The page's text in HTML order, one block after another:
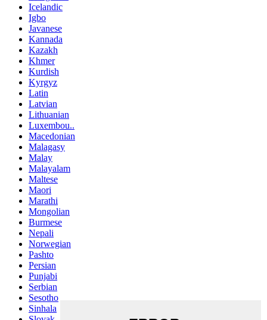
Icelandic
Igbo
Javanese
Kannada
Kazakh
Khmer
Kurdish
Kyrgyz
Latin
Latvian
Lithuanian
Luxembou..
Macedonian
Malagasy
Malay
Malayalam
Maltese
Maori
Marathi
Mongolian
Burmese
Nepali
Norwegian
Pashto
Persian
Punjabi
Serbian
Sesotho
Sinhala